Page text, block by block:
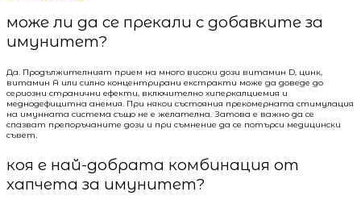
може ли да се прекали с добавките за
имунитет?
Да. Продължителният прием на много високи дози витамин D, цинк,
витамин A или силно концентрирани екстракти може да доведе до
сериозни странични ефекти, включително хиперкалциемия и
меднодефицитна анемия. При някои състояния прекомерната стимулация
на имунната система също не е желателна. Затова е важно да се
спазват препоръчаните дози и при съмнение да се потърси медицински
съвет.
коя е най-добрата комбинация от
хапчета за имунитет?